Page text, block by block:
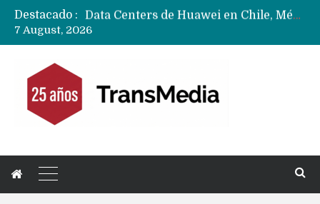
Destacado :
Data Centers de Huawei en Chile, México, Brasil,Perú y Argentina podrían verse afectados por arremetida de EE.UU
7 August, 2026